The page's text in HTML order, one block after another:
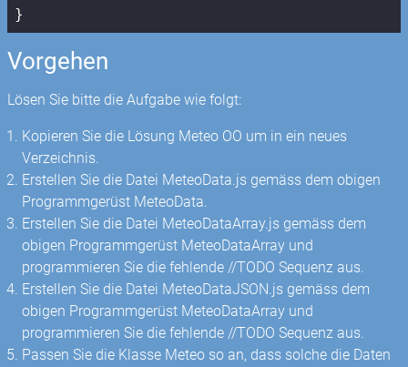
}
Vorgehen
Lösen Sie bitte die Aufgabe wie folgt:
Kopieren Sie die Lösung Meteo OO um in ein neues
Verzeichnis.
Erstellen Sie die Datei MeteoData.js gemäss dem obigen
Programmgerüst MeteoData.
Erstellen Sie die Datei MeteoDataArray.js gemäss dem
obigen Programmgerüst MeteoDataArray und
programmieren Sie die fehlende //TODO Sequenz aus.
Erstellen Sie die Datei MeteoDataJSON.js gemäss dem
obigen Programmgerüst MeteoDataArray und
programmieren Sie die fehlende //TODO Sequenz aus.
Passen Sie die Klasse Meteo so an, dass solche die Daten